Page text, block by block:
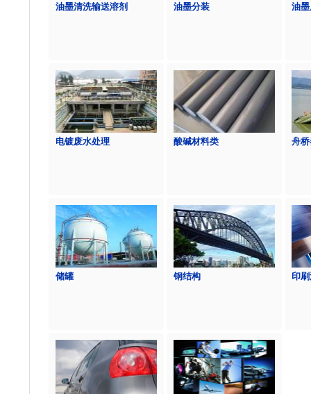
油墨清洗输送溶剂 油墨分装 油
电镀废水处理 酸碱材料类 舟
储罐 钢结构 印